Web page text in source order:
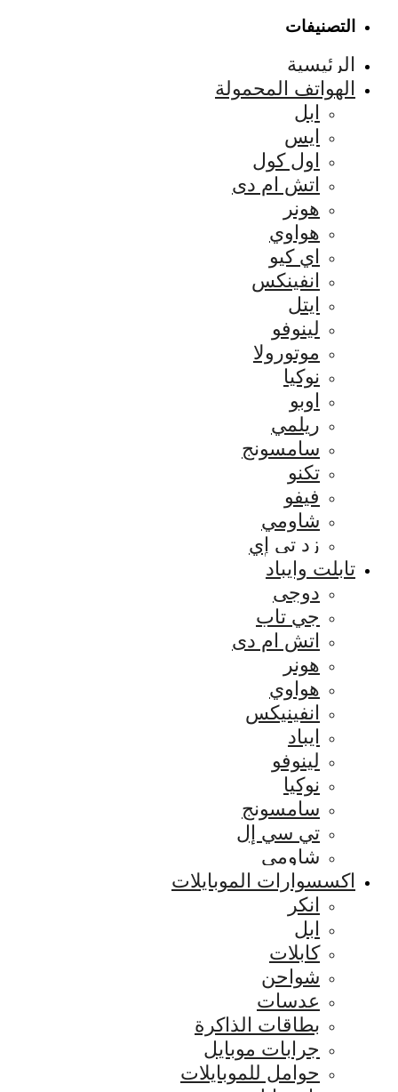
التصنيفات
الرئيسية
الهواتف المحمولة
ابل
ايس
اول كول
اتش ام دى
هونر
هواوي
اي كيو
انفينكس
ايتل
لينوفو
موتورولا
نوكيا
اوبو
ريلمي
سامسونج
تكنو
فيفو
شاومي
زد تي إي
تابلت وايباد
دوجى
جي تاب
اتش ام دى
هونر
هواوي
انفينيكس
ايباد
لينوفو
نوكيا
سامسونج
تي سي إل
شاومي
اكسسوارات الموبايلات
انكر
ابل
كابلات
شواحن
عدسات
بطاقات الذاكرة
جرابات موبايل
حوامل للموبايلات